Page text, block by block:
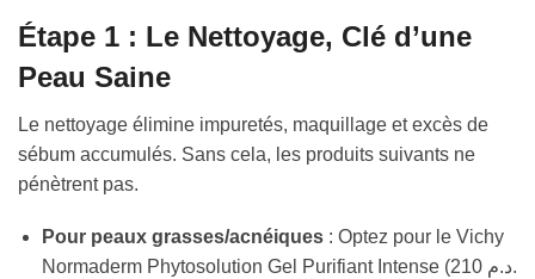
Étape 1 : Le Nettoyage, Clé d’une
Peau Saine
Le nettoyage élimine impuretés, maquillage et excès de
sébum accumulés. Sans cela, les produits suivants ne
pénètrent pas.
Pour peaux grasses/acnéiques : Optez pour le Vichy
Normaderm Phytosolution Gel Purifiant Intense (210 د.م.